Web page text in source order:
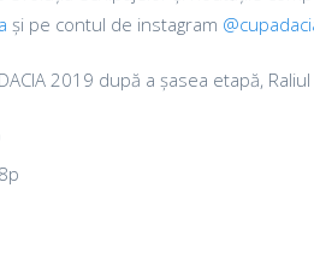
și pe contul de instagram
2019 după a șasea etapă,